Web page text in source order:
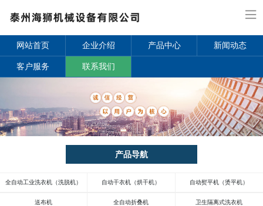
网站首页 企业介绍 产品中心 新闻动态
客户服务 联系我们
产品导航
全自动工业洗衣机（洗脱机） 自动干衣机（烘干机） 自动熨平机（烫平机）
送布机 全自动折叠机 卫生隔离式洗衣机